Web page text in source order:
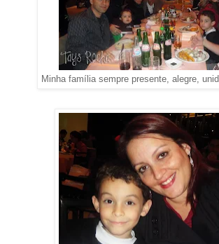
Minha família sempre presente, alegre,